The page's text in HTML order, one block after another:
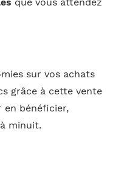
que vous attendez
sur vos achats
grâce à cette vente
en bénéficier,
minuit.